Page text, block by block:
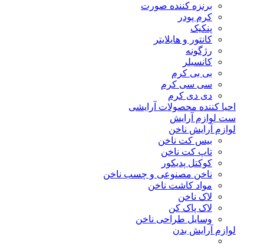
برنزه کننده صورت
کرم پودر
پنکیک
کانتور و هایلایتر
رژگونه
کانسیلر
بی بی کرم
سی سی کرم
دی دی کرم
احیا کننده محصولات آرایشی
ست لوازم آرایش
لوازم آرایش ناخن
بیس کت ناخن
تاپ کت ناخن
کوکتل پدیکور
ناخن مصنوعی و چسب ناخن
مواد کاشت ناخن
لاک ناخن
لاک پاک کن
وسایل طراحی ناخن
لوازم آرایش بدن